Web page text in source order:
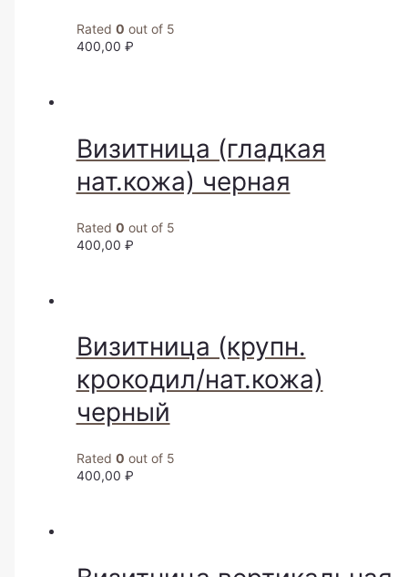
Rated 0 out of 5
400,00 ₽
Визитница (гладкая
нат.кожа) черная
Rated 0 out of 5
400,00 ₽
Визитница (крупн.
крокодил/нат.кожа)
черный
Rated 0 out of 5
400,00 ₽